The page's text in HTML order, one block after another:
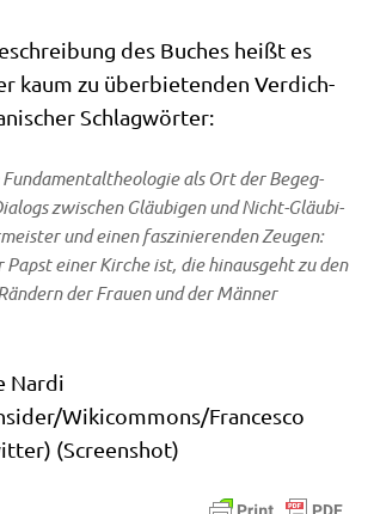
des Buches heißt es
kaum zu über­bie­ten­den Ver­dich­
Schlagwörter:
Fun­da­men­tal­theo­lo­gie als Ort der Begeg­
zwi­schen Gläu­bi­gen und Nicht-Gläu­bi­
und einen fas­zi­nie­ren­den Zeu­gen:
Papst einer Kir­che ist, die hin­aus­geht zu den
der Frau­en und der Män­ner
Nardi
​Wikicommons/​Francesco
(Screen­shot)